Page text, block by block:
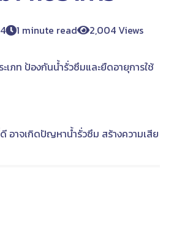
1 minute read 2,004 Views
เภท ป้องกันน้ำรั่วซึมและยืดอายุการใช้
าจเกิดปัญหาน้ำรั่วซึม สร้างความเสีย